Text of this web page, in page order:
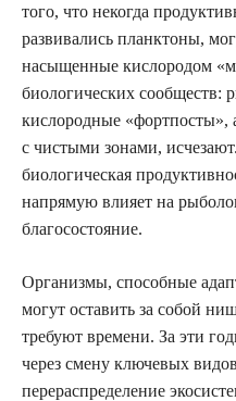
того, что некогда
развивались планктоны,
насыщенные кислородом
биологических
кислородные «фортпосты»,
с чистыми зонами,
биологическая
напрямую влияет на
благосостояние.
Организмы, способные
могут оставить за собой
требуют времени. За эти
через смену ключевых
перераспределение